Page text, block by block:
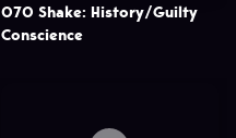
070 Shake: History/Guilty
Conscience